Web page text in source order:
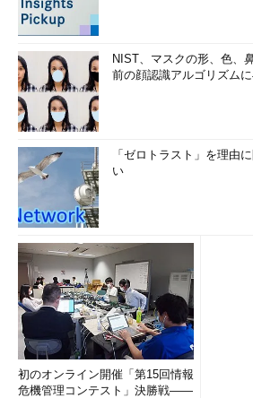
NIST、マスクの形、色、
前の顔認識アルゴリズム
「ゼロトラスト」を理由
い
初のオンライン開催「第15回情報
危機管理コンテスト」決勝戦――